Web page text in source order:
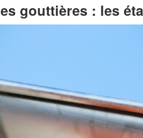
gouttières : les